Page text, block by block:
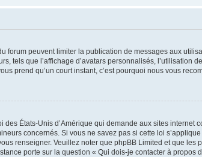
forum peuvent limiter la publication de messages aux
tels que l’affichage d’avatars personnalisés, l’utilisation
prend qu’un court instant, c’est pourquoi nous vous
des États-Unis d’Amérique qui demande aux sites
concernés. Si vous ne savez pas si cette loi
renseigner. Veuillez noter que phpBB Limited et que les
porte sur la question « Qui dois-je contacter à propos